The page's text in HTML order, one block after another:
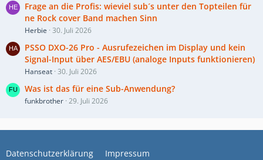
Frage an die Profis: wieviel sub´s unter den Topteilen für
ne Rock cover Band machen Sinn
Herbie 30. Juli 2026
PSSO DXO-26 Pro - Ausrufezeichen im Display und kein
Signal-Input über AES/EBU (analoge Inputs funktionieren)
Hanseat 30. Juli 2026
Was ist das für eine Sub-Anwendung?
funkbrother 29. Juli 2026
Datenschutzerklärung Impressum